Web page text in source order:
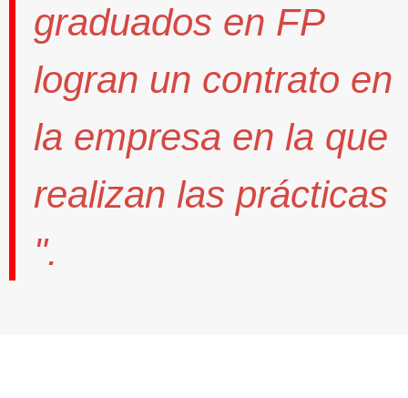
graduados en FP
logran un contrato en
la empresa en la que
realizan las prácticas
".